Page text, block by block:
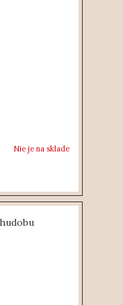
Nie je na sklade